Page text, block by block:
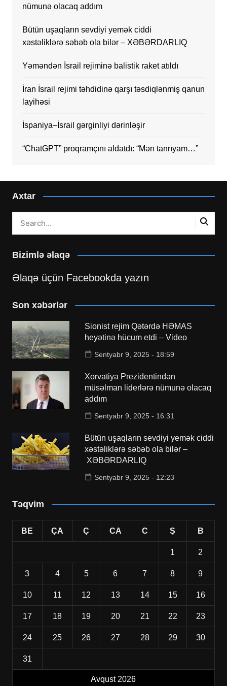
nümunə olacaq addım
Bütün uşaqların sevdiyi yemək ciddi
xəstəliklərə səbəb ola bilər – XƏBƏRDARLIQ
Yəməndən İsrail rejiminə balistik raket atıldı
İran İsrail rejimi təhdidinə qarşı təsdiqlənmiş qanun
layihəsi
İspaniya–İsrail gərginliyi dərinləşir
“ChatGPT” proqramçını aldatdı: “Mən tanrıyam…”
Axtar
Bizimlə əlaqə
Əlaqə üçün Facebookda yazın
Son xəbərlər
Sionist rejim Qətərdə HƏMAS
heyətinə hücum etdi – Video
Sentyabr 9, 2025 - 18:59
Xorvatiya Prezidentindən
müsəlman liderlərə nümunə olacaq
addım
Sentyabr 9, 2025 - 16:31
Bütün uşaqların sevdiyi yemək ciddi
xəstəliklərə səbəb ola bilər –
XƏBƏRDARLIQ
Sentyabr 9, 2025 - 12:23
Təqvim
Avqust 2026
BE ÇA Ç CA C Ş B
1 2
3 4 5 6 7 8 9
10 11 12 13 14 15 16
17 18 19 20 21 22 23
24 25 26 27 28 29 30
31